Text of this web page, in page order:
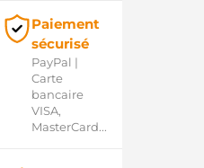
Paiement
sécurisé
PayPal |
Carte
bancaire
VISA,
MasterCard...